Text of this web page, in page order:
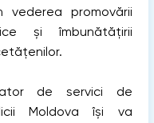
vederea promovării
și îmbunătățirii
de servici de
Moldova își va